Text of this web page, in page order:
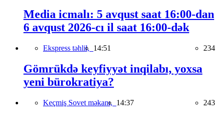
Media icmalı: 5 avqust saat 16:00-dan
6 avqust 2026-cı il saat 16:00-dək
Ekspress təhlil, 14:51 234
Gömrükdə keyfiyyət inqilabı, yoxsa
yeni bürokratiya?
Keçmiş Sovet məkanı, 14:37 243